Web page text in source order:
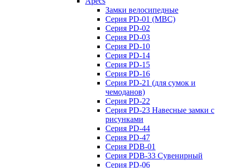
Замки велосипедные
Серия PD-01 (МВС)
Серия PD-02
Серия PD-03
Серия PD-10
Серия PD-14
Серия PD-15
Серия PD-16
Серия PD-21 (для сумок и
чемоданов)
Серия PD-22
Серия PD-23 Навесные замки с
рисунками
Серия PD-44
Серия PD-47
Серия PDB-01
Серия PDB-33 Сувенирный
Серия PD-06